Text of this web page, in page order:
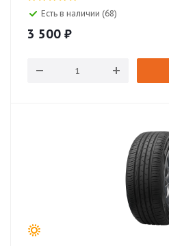
Есть в наличии (68)
3 500 ₽